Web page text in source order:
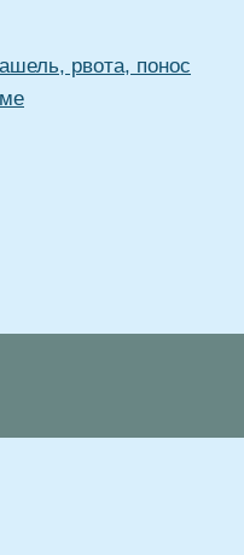
рвота, понос